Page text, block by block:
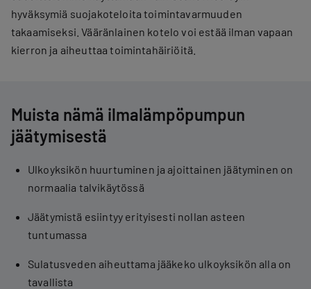
hyväksymiä suojakoteloita toimintavarmuuden
takaamiseksi. Vääränlainen kotelo voi estää ilman vapaan
kierron ja aiheuttaa toimintahäiriöitä.
Muista nämä ilmalämpöpumpun
jäätymisestä
Ulkoyksikön huurtuminen ja ajoittainen jäätyminen on
normaalia talvikäytössä
Jäätymistä esiintyy erityisesti nollan asteen
tuntumassa
Sulatusveden aiheuttama jääkeko ulkoyksikön alla on
tavallista